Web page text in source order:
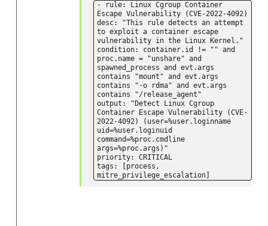
- rule: Linux Cgroup Container
Escape Vulnerability (CVE-2022-4092)
desc: "This rule detects an attempt
to exploit a container escape
vulnerability in the Linux Kernel."
condition: container.id != "" and
proc.name = "unshare" and
spawned_process and evt.args
contains "mount" and evt.args
contains "-o rdma" and evt.args
contains "/release_agent"
output: "Detect Linux Cgroup
Container Escape Vulnerability (CVE-
2022-4092) (user=%user.loginname
uid=%user.loginuid
command=%proc.cmdline
args=%proc.args)"
priority: CRITICAL
tags: [process,
mitre_privilege_escalation]